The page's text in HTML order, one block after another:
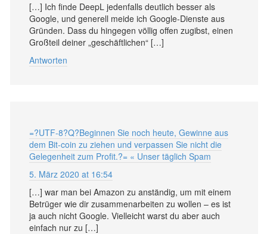
[…] Ich finde DeepL jedenfalls deutlich besser als
Google, und generell meide ich Google-Dienste aus
Gründen. Dass du hingegen völlig offen zugibst, einen
Großteil deiner „geschäftlichen“ […]
Antworten
=?UTF-8?Q?Beginnen Sie noch heute, Gewinne aus
dem Bit-coin zu ziehen und verpassen Sie nicht die
Gelegenheit zum Profit.?= « Unser täglich Spam
5. März 2020 at 16:54
[…] war man bei Amazon zu anständig, um mit einem
Betrüger wie dir zusammenarbeiten zu wollen – es ist
ja auch nicht Google. Vielleicht warst du aber auch
einfach nur zu […]